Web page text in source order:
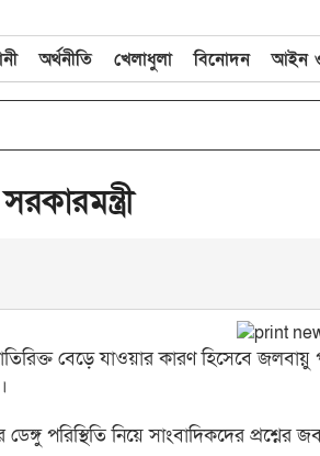
অর্থনীতি খেলাধুলা বিনোদন আইন
বেড়ে যাওয়ার কারণ হিসেবে
নিয়ে সাংবাদিকদের প্রশ্নের